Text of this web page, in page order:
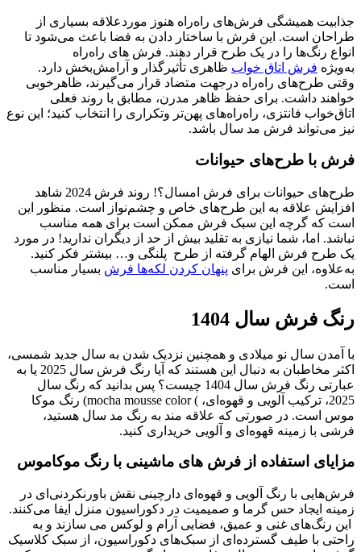
جذابیت همیشگی فرش‌های راه‌راه هنوز موردعلاقه بسیاری از
طراحان است. این فرش با ساختار دادن به فضا باعث می‌شود تا
انواع رنگ‌ها را در یک طرح قرار دهند. فرش های راه‌راه
به‌ویژه فرش اتاق‌ خواب ظاهری تأثیرگذار و آرامش‌بخش دارد.
وقتی طرح‌های راه‌راه درجهت متضاد قرار می‌گیرند، ظاهرخوبی
خواهند داشت. برای حفظ ظاهر مدرن، مطابق با روند فعلی
اتاق‌خواب فانتزی، راه‌راه‌های پهن‌تر وتکراری را انتخاب کنید؛ این نوع
نیز می‌تواند فرش مد سال باشد.
فرش‌ با طرح‌های حیوانات
طرح‌های حیوانات برای فرش امسال؟! روند فرش 2024 شاهد
افزایش علاقه به این طرح‌های خاص و چشم‌نواز است. منظور این
است که گرچه این سبک فرش ممکن است برای همه مناسب
نباشد. اما، شما نیازی به تقلید بیش از حد از دیگران ندارید! در مورد
یک طرح فرش الهام گرفته از طرح پلنگی و… بیشتر فکر کنید.
به‌علاوه، این فرش برای پنهان‌ کردن لکه‌ها فرش بسیار مناسب
است.
رنگ فرش سال 1404
با آمدن سال نو میلادی و همچنین نزدیک شدن به سال جدید شمسی،
اکثر مخاطبان به دنبال این هستند که آیا رنگ فرش سال 2025 یا به
عبارتی رنگ فرش سال 1404 چیست؟ پس بدانید که رنگ سال
2025، ترکیب آلویی و قهوه‌ای، ) mocha mousse color) رنگ موکا
موس است. در صورتی که علاقه مند به رنگ مد سال هستید،
فرشی با زمینه قهوه‌ای و آلویی خریداری کنید.
مزایای استفاده از فرش های ماشینی با رنگ موکاموس
فرش‌هایی با رنگ آلویی و قهوه‌ای دارچینی نقش باورنکردنی‌ای در
زمینه ایجاد حس گرما و صمیمیت در دکوراسیون منزل ایفا می‌کنند.
این رنگ‌های غنی و عمیق، فضایی آرام و لوکس می سازند و به
راحتی با طیف گسترده‌ای از سبک‌های دکوراسیون، از سبک کلاسیک